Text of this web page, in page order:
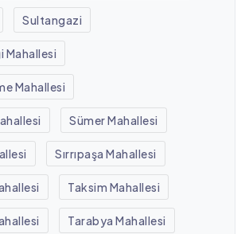
Sultangazi
Mahallesi
Sümer Mahallesi
Sırrıpaşa Mahallesi
Taksim Mahallesi
Tarabya Mahallesi